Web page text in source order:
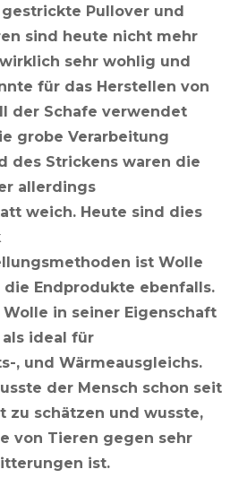
Pullover und
sind heute nicht mehr
sehr wohlig und
für das Herstellen von
der Schafe verwendet
grobe Verarbeitung
des Strickens waren die
allerdings
weich. Heute sind dies
ist Wolle
Endprodukte ebenfalls.
in seiner Eigenschaft
ideal für
-, und Wärmeausgleichs.
der Mensch schon seit
zu schätzen und wusste,
von Tieren gegen sehr
ist.